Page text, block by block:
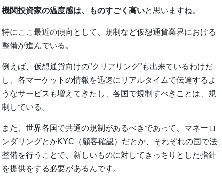
機関投資家の温度感は、ものすごく高いと思いますね。
特にここ最近の傾向として、規制など仮想通貨業界における
整備が進んでいる。
例えば、仮想通貨向けの”クリアリング”も出来ているわけだ
し、各マーケットの情報を迅速にリアルタイムで伝達するよ
うなサービスも増えてきたし、各国で規制すべきことは、規
制している。
また、世界各国で共通の規制があるべきであって、マネーロ
ンダリングとかKYC（顧客確認）だとか、それぞれの国で法
整備を行うことで、新しいものに対してきっちりとした指針
を提供をする必要があるんです。